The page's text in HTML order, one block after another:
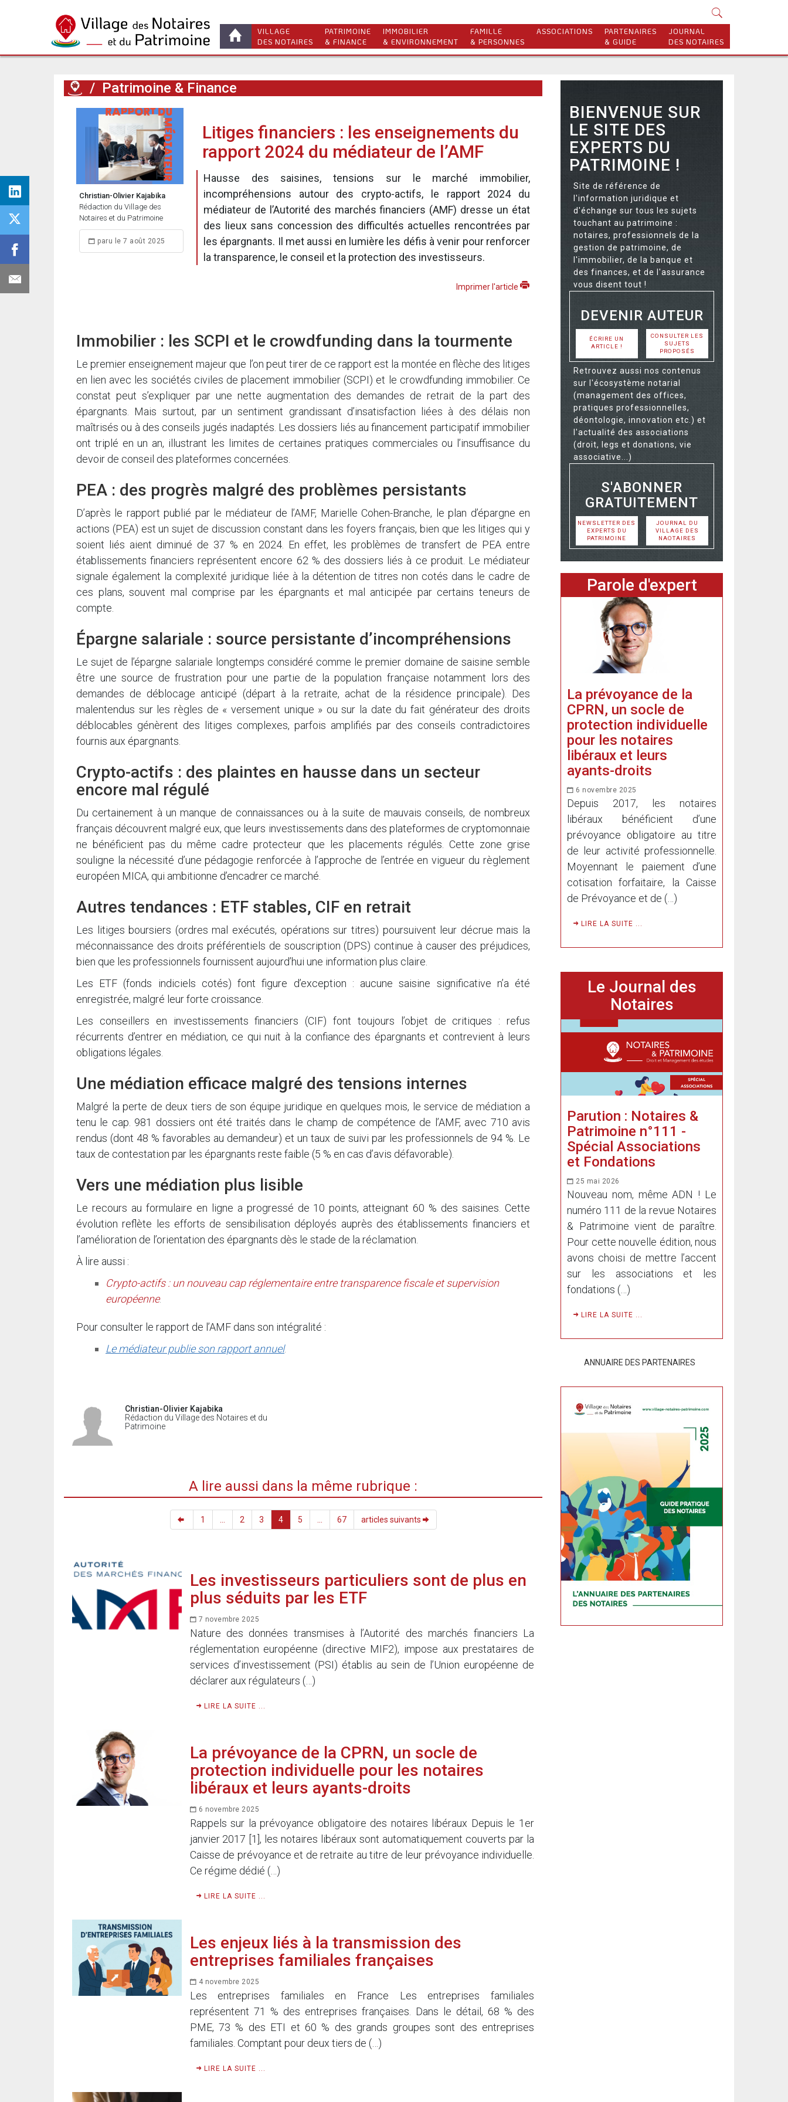
VILLAGE
DES NOTAIRES
PATRIMOINE
& FINANCE
IMMOBILIER
& ENVIRONNEMENT
FAMILLE
& PERSONNES
ASSOCIATIONS
PARTENAIRES
& GUIDE
JOURNAL
DES NOTAIRES
/ Patrimoine & Finance
Christian-Olivier Kajabika
Rédaction du Village des
Notaires et du Patrimoine
paru le 7 août 2025
Litiges financiers : les enseignements du
rapport 2024 du médiateur de l’AMF
Hausse des saisines, tensions sur le marché immobilier,
incompréhensions autour des crypto-actifs, le rapport 2024 du
médiateur de l’Autorité des marchés financiers (AMF) dresse un état
des lieux sans concession des difficultés actuelles rencontrées par
les épargnants. Il met aussi en lumière les défis à venir pour renforcer
la transparence, le conseil et la protection des investisseurs.
Imprimer l'article
Immobilier : les SCPI et le crowdfunding dans la tourmente
Le premier enseignement majeur que l’on peut tirer de ce rapport est la montée en flèche des litiges
en lien avec les sociétés civiles de placement immobilier (SCPI) et le crowdfunding immobilier. Ce
constat peut s’expliquer par une nette augmentation des demandes de retrait de la part des
épargnants. Mais surtout, par un sentiment grandissant d’insatisfaction liées à des délais non
maîtrisés ou à des conseils jugés inadaptés. Les dossiers liés au financement participatif immobilier
ont triplé en un an, illustrant les limites de certaines pratiques commerciales ou l’insuffisance du
devoir de conseil des plateformes concernées.
PEA : des progrès malgré des problèmes persistants
D’après le rapport publié par le médiateur de l’AMF, Marielle Cohen-Branche, le plan d’épargne en
actions (PEA) est un sujet de discussion constant dans les foyers français, bien que les litiges qui y
soient liés aient diminué de 37 % en 2024. En effet, les problèmes de transfert de PEA entre
établissements financiers représentent encore 62 % des dossiers liés à ce produit. Le médiateur
signale également la complexité juridique liée à la détention de titres non cotés dans le cadre de
ces plans, souvent mal comprise par les épargnants et mal anticipée par certains teneurs de
compte.
Épargne salariale : source persistante d’incompréhensions
Le sujet de l’épargne salariale longtemps considéré comme le premier domaine de saisine semble
être une source de frustration pour une partie de la population française notamment lors des
demandes de déblocage anticipé (départ à la retraite, achat de la résidence principale). Des
malentendus sur les règles de « versement unique » ou sur la date du fait générateur des droits
déblocables génèrent des litiges complexes, parfois amplifiés par des conseils contradictoires
fournis aux épargnants.
Crypto-actifs : des plaintes en hausse dans un secteur
encore mal régulé
Du certainement à un manque de connaissances ou à la suite de mauvais conseils, de nombreux
français découvrent malgré eux, que leurs investissements dans des plateformes de cryptomonnaie
ne bénéficient pas du même cadre protecteur que les placements régulés. Cette zone grise
souligne la nécessité d’une pédagogie renforcée à l’approche de l’entrée en vigueur du règlement
européen MICA, qui ambitionne d’encadrer ce marché.
Autres tendances : ETF stables, CIF en retrait
Les litiges boursiers (ordres mal exécutés, opérations sur titres) poursuivent leur décrue mais la
méconnaissance des droits préférentiels de souscription (DPS) continue à causer des préjudices,
bien que les professionnels fournissent aujourd’hui une information plus claire.
Les ETF (fonds indiciels cotés) font figure d’exception : aucune saisine significative n’a été
enregistrée, malgré leur forte croissance.
Les conseillers en investissements financiers (CIF) font toujours l’objet de critiques : refus
récurrents d’entrer en médiation, ce qui nuit à la confiance des épargnants et contrevient à leurs
obligations légales.
Une médiation efficace malgré des tensions internes
Malgré la perte de deux tiers de son équipe juridique en quelques mois, le service de médiation a
tenu le cap. 981 dossiers ont été traités dans le champ de compétence de l’AMF, avec 710 avis
rendus (dont 48 % favorables au demandeur) et un taux de suivi par les professionnels de 94 %. Le
taux de contestation par les épargnants reste faible (5 % en cas d’avis défavorable).
Vers une médiation plus lisible
Le recours au formulaire en ligne a progressé de 10 points, atteignant 60 % des saisines. Cette
évolution reflète les efforts de sensibilisation déployés auprès des établissements financiers et
l’amélioration de l’orientation des épargnants dès le stade de la réclamation.
À lire aussi :
Crypto-actifs : un nouveau cap réglementaire entre transparence fiscale et supervision
européenne.
Pour consulter le rapport de l’AMF dans son intégralité :
Le médiateur publie son rapport annuel.
Christian-Olivier Kajabika
Rédaction du Village des Notaires et du
Patrimoine
A lire aussi dans la même rubrique :
1 ... 2 3 4 5 ... 67 articles suivants
Les investisseurs particuliers sont de plus en
plus séduits par les ETF
7 novembre 2025
Nature des données transmises à l’Autorité des marchés financiers La
réglementation européenne (directive MIF2), impose aux prestataires de
services d’investissement (PSI) établis au sein de l’Union européenne de
déclarer aux régulateurs (…)
LIRE LA SUITE ...
La prévoyance de la CPRN, un socle de
protection individuelle pour les notaires
libéraux et leurs ayants-droits
6 novembre 2025
Rappels sur la prévoyance obligatoire des notaires libéraux Depuis le 1er
janvier 2017 [1], les notaires libéraux sont automatiquement couverts par la
Caisse de prévoyance et de retraite au titre de leur prévoyance individuelle.
Ce régime dédié (…)
LIRE LA SUITE ...
Les enjeux liés à la transmission des
entreprises familiales françaises
4 novembre 2025
Les entreprises familiales en France Les entreprises familiales
représentent 71 % des entreprises françaises. Dans le détail, 68 % des
PME, 73 % des ETI et 60 % des grands groupes sont des entreprises
familiales. Comptant pour deux tiers de (…)
LIRE LA SUITE ...
BIENVENUE SUR
LE SITE DES
EXPERTS DU
PATRIMOINE !
Site de référence de
l'information juridique et
d'échange sur tous les sujets
touchant au patrimoine :
notaires, professionnels de la
gestion de patrimoine, de
l'immobilier, de la banque et
des finances, et de l'assurance
vous disent tout !
DEVENIR AUTEUR
ÉCRIRE UN
ARTICLE !
CONSULTER LES
SUJETS
PROPOSÉS
Retrouvez aussi nos contenus
sur l'écosystème notarial
(management des offices,
pratiques professionnelles,
déontologie, innovation etc.) et
l'actualité des associations
(droit, legs et donations, vie
associative...)
S'ABONNER
GRATUITEMENT
NEWSLETTER DES
EXPERTS DU
PATRIMOINE
JOURNAL DU
VILLAGE DES
NAOTAIRES
Parole d'expert
La prévoyance de la
CPRN, un socle de
protection individuelle
pour les notaires
libéraux et leurs
ayants-droits
6 novembre 2025
Depuis 2017, les notaires
libéraux bénéficient d’une
prévoyance obligatoire au titre
de leur activité professionnelle.
Moyennant le paiement d’une
cotisation forfaitaire, la Caisse
de Prévoyance et de (…)
LIRE LA SUITE ...
Le Journal des
Notaires
Parution : Notaires &
Patrimoine n°111 -
Spécial Associations
et Fondations
25 mai 2026
Nouveau nom, même ADN ! Le
numéro 111 de la revue Notaires
& Patrimoine vient de paraître.
Pour cette nouvelle édition, nous
avons choisi de mettre l’accent
sur les associations et les
fondations (…)
LIRE LA SUITE ...
ANNUAIRE DES PARTENAIRES